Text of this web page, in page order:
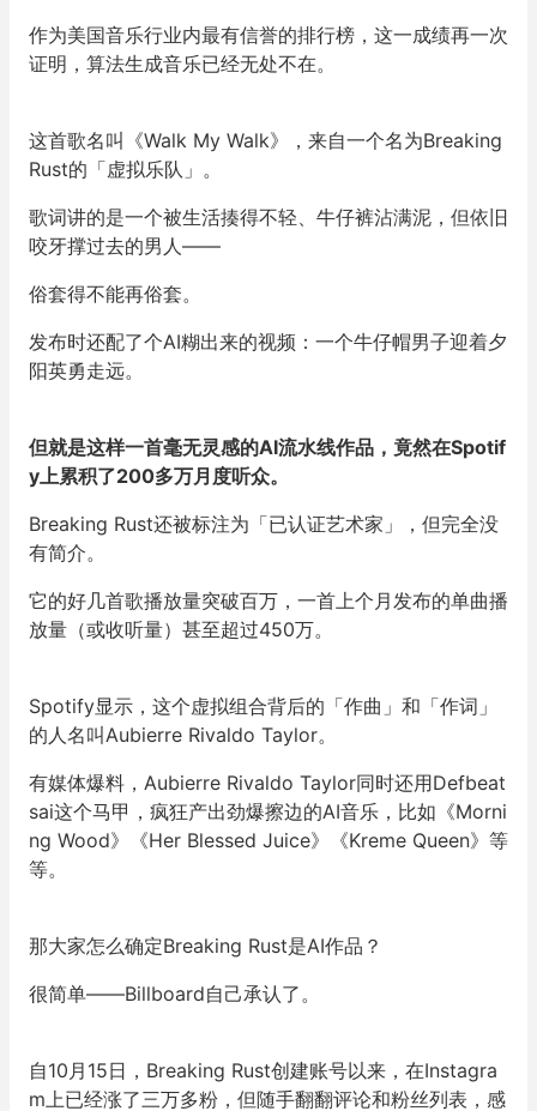
作为美国音乐行业内最有信誉的排行榜，这一成绩再一次
证明，算法生成音乐已经无处不在。
这首歌名叫《Walk My Walk》，来自一个名为Breaking
Rust的「虚拟乐队」。
歌词讲的是一个被生活揍得不轻、牛仔裤沾满泥，但依旧
咬牙撑过去的男人——
俗套得不能再俗套。
发布时还配了个AI糊出来的视频：一个牛仔帽男子迎着夕
阳英勇走远。
但就是这样一首毫无灵感的AI流水线作品，竟然在Spotif
y上累积了200多万月度听众。
Breaking Rust还被标注为「已认证艺术家」，但完全没
有简介。
它的好几首歌播放量突破百万，一首上个月发布的单曲播
放量（或收听量）甚至超过450万。
Spotify显示，这个虚拟组合背后的「作曲」和「作词」
的人名叫Aubierre Rivaldo Taylor。
有媒体爆料，Aubierre Rivaldo Taylor同时还用Defbeat
sai这个马甲，疯狂产出劲爆擦边的AI音乐，比如《Morni
ng Wood》《Her Blessed Juice》《Kreme Queen》等
等。
那大家怎么确定Breaking Rust是AI作品？
很简单——Billboard自己承认了。
自10月15日，Breaking Rust创建账号以来，在Instagra
m上已经涨了三万多粉，但随手翻翻评论和粉丝列表，感